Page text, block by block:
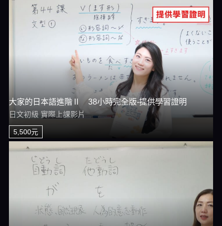
大家的日本語進階Ⅱ 38小時完全版-提供學習證明
日文初級 實際上課影片
5,500元